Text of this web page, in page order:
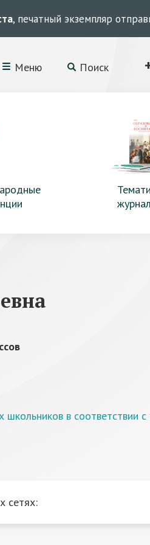
, печатный экземпляр
Меню Поиск
в соответствии
сетях: